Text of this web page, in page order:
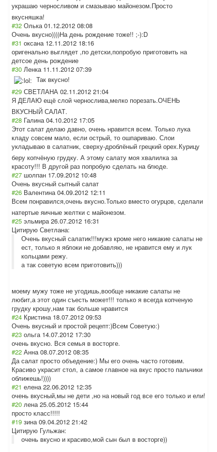
украшаю черносливом и смазываю майонезом.Просто
вкусняшка!
#32 Олька 01.12.2012 08:08
Очень вкусно))))На день рождение тоже!! ;-):D
#31 оксана 12.11.2012 18:16
оригенально выглядет ,по детски,попробую приготовить на
детсое день рождение
#30 Ленка 11.11.2012 07:39
Так вкусно!
#29 СВЕТЛАНА 02.11.2012 21:04
Я ДЕЛАЮ ещё слой чернослива,мелко порезать.ОЧЕНЬ
ВКУСНЫЙ САЛАТ.
#28 Галина 04.10.2012 17:05
Этот салат делаю давно, очень нравится всем. Только лука
кладу совсем мало, если острый, то ошпариваю. Слои
укладываю в салатник, сверху-дроблёный грецкий орех.Курицу
беру копчёную грудку. А этому салату моя хвалилка за
красоту!!! В другой раз попробую сделать на блюде.
#27 шолпан 17.09.2012 10:48
Очень вкусный сытный салат
#26 Валентина 04.09.2012 12:11
Всем понравился,очень вкусно.Только вместо огурцов, сделали
натертые яичные желтки с майонезом.
#25 эльмира 26.07.2012 16:31
Цитирую Светлана:
Очень вкусный салатик!!!мужз кроме него никакие салаты не
ест, только я яблоки не добавляю, не нравится ему и лук
кольцами режу.
а так советую всем приготовить)))
моему мужу тоже не угодишь,вообще никакие салаты не
любит,а этот один съесть может!!! только я всегда копченую
грудку крошу,нам так больше нравится
#24 Кристина 18.07.2012 09:53
Очень вкусный и простой рецепт:)Всем Советую:)
#23 ольга 14.07.2012 17:30
очень вкусно. Вся семья в восторге.
#22 Анна 08.07.2012 08:35
Да салат просто объедение:) Мы его очень часто готовим.
Красиво украсит стол, а самое главное на вкус просто пальчики
оближешь!))))
#21 елена 22.06.2012 12:35
очень вкусный,мы не дети ,но на новый год все его только и ели!
#20 лена 25.05.2012 15:44
просто класс!!!!!
#19 зина 09.04.2012 21:42
Цитирую Гульжан:
очень вкусно и красиво,мой сын был в восторге))